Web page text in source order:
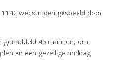
wedstrijden gespeeld door
gemiddeld 45 mannen, om
en een gezellige middag